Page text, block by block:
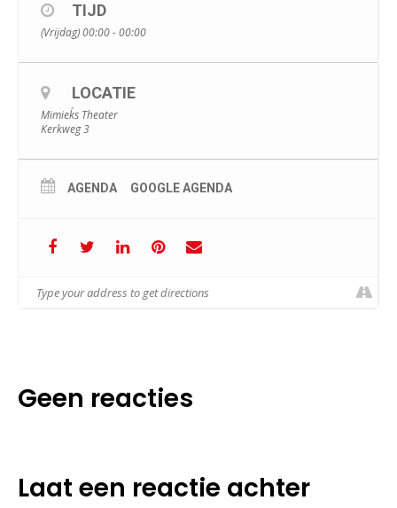
TIJD
(Vrijdag) 00:00 - 00:00
LOCATIE
Mimiek´s Theater
Kerkweg 3
AGENDA GOOGLE AGENDA
Geen reacties
Laat een reactie achter